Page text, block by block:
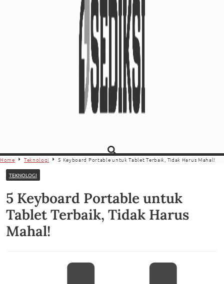
Home Teknologi 5 Keyboard Portable untuk Tablet Terbaik, Tidak Harus Mahal!
TEKNOLOGI
5 Keyboard Portable untuk
Tablet Terbaik, Tidak Harus
Mahal!